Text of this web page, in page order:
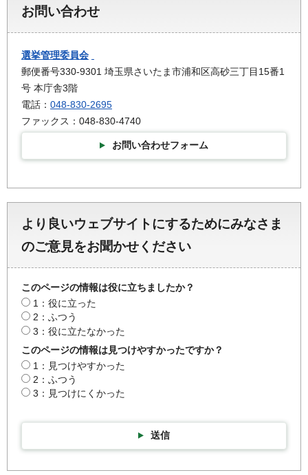
お問い合わせ
選挙管理委員会
郵便番号330-9301 埼玉県さいたま市浦和区高砂三丁目15番1
号 本庁舎3階
電話： 048-830-2695
ファックス：048-830-4740
お問い合わせフォーム
より良いウェブサイトにするためにみなさま
のご意見をお聞かせください
このページの情報は役に立ちましたか？
1：役に立った
2：ふつう
3：役に立たなかった
このページの情報は見つけやすかったですか？
1：見つけやすかった
2：ふつう
3：見つけにくかった
送信